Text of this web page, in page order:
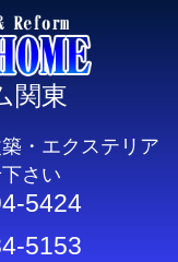
関東
・エクステリア
さい
5424
5153